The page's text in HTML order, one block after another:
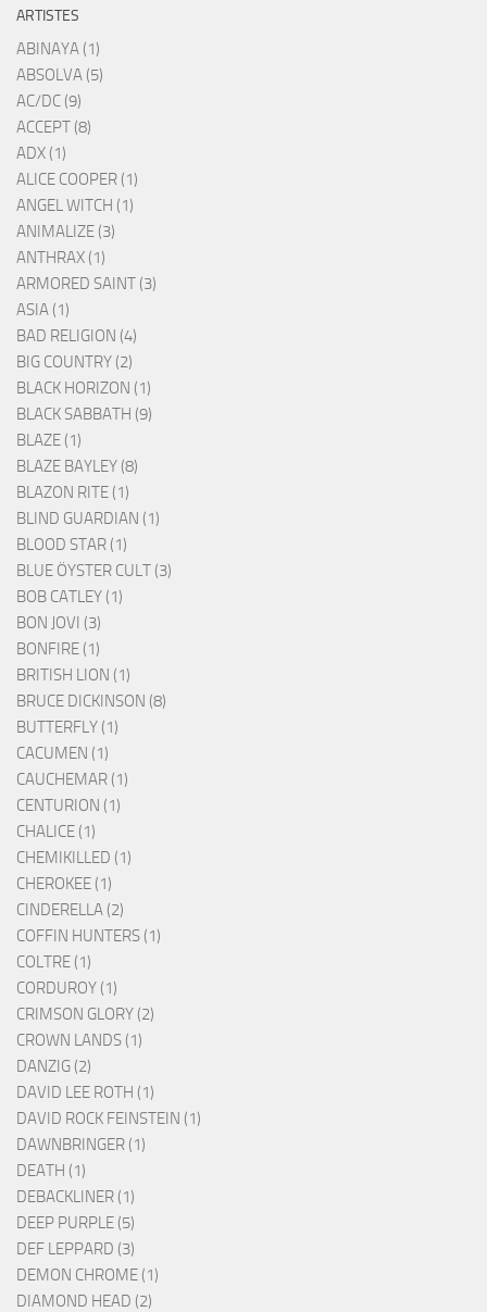
ARTISTES
ABINAYA (1)
ABSOLVA (5)
AC/DC (9)
ACCEPT (8)
ADX (1)
ALICE COOPER (1)
ANGEL WITCH (1)
ANIMALIZE (3)
ANTHRAX (1)
ARMORED SAINT (3)
ASIA (1)
BAD RELIGION (4)
BIG COUNTRY (2)
BLACK HORIZON (1)
BLACK SABBATH (9)
BLAZE (1)
BLAZE BAYLEY (8)
BLAZON RITE (1)
BLIND GUARDIAN (1)
BLOOD STAR (1)
BLUE ÖYSTER CULT (3)
BOB CATLEY (1)
BON JOVI (3)
BONFIRE (1)
BRITISH LION (1)
BRUCE DICKINSON (8)
BUTTERFLY (1)
CACUMEN (1)
CAUCHEMAR (1)
CENTURION (1)
CHALICE (1)
CHEMIKILLED (1)
CHEROKEE (1)
CINDERELLA (2)
COFFIN HUNTERS (1)
COLTRE (1)
CORDUROY (1)
CRIMSON GLORY (2)
CROWN LANDS (1)
DANZIG (2)
DAVID LEE ROTH (1)
DAVID ROCK FEINSTEIN (1)
DAWNBRINGER (1)
DEATH (1)
DEBACKLINER (1)
DEEP PURPLE (5)
DEF LEPPARD (3)
DEMON CHROME (1)
DIAMOND HEAD (2)